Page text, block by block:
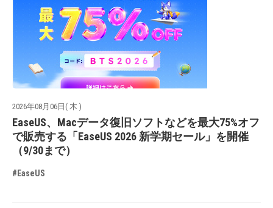
2026年08月06日( 木 )
EaseUS、Macデータ復旧ソフトなどを最大75%オフ
で販売する「EaseUS 2026 新学期セール」を開催
（9/30まで）
#EaseUS